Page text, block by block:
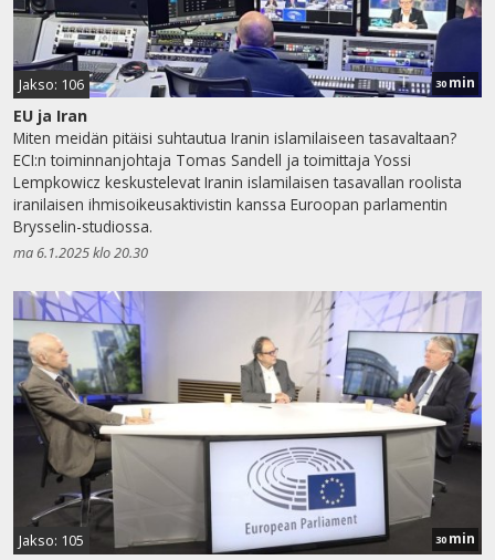
Jakso: 106 30 min
EU ja Iran
Miten meidän pitäisi suhtautua Iranin islamilaiseen tasavaltaan?
ECI:n toiminnanjohtaja Tomas Sandell ja toimittaja Yossi
Lempkowicz keskustelevat Iranin islamilaisen tasavallan roolista
iranilaisen ihmisoikeusaktivistin kanssa Euroopan parlamentin
Brysselin-studiossa.
ma 6.1.2025 klo 20.30
Jakso: 105 30 min